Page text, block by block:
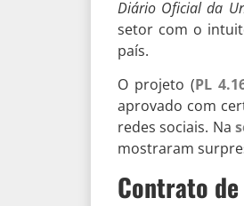
Diário Oficial da
setor com o
país.
O projeto (PL
aprovado com
redes sociais. Na
mostraram
Contrato